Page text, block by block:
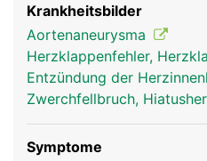
Bauch entspringen aus
zur Versorgung der
In Höhe des Bauchnabels
beiden Beckenarterien
Beckenorgane und der
Krankheitsbilder
Aortenaneurysma
Herzklappenfehler,
Entzündung der
Zwerchfellbruch,
Symptome